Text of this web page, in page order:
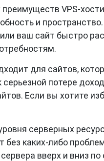
VPS-
и
ваш сайт быстро
для сайтов,
потере
Если вы хотите
серверных
каких-либо
вверх и вниз